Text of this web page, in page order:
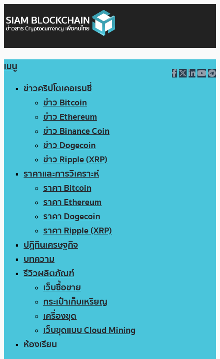
เมนู
ข่าวคริปโตเคอเรนซี่
ข่าว Bitcoin
ข่าว Ethereum
ข่าว Binance Coin
ข่าว Dogecoin
ข่าว Ripple (XRP)
ราคาและการวิเคราะห์
ราคา Bitcoin
ราคา Ethereum
ราคา Dogecoin
ราคา Ripple (XRP)
ปฏิทินเศรษฐกิจ
บทความ
รีวิวผลิตภัณฑ์
เว็บซื้อขาย
กระเป๋าเก็บเหรียญ
เครื่องขุด
เว็บขุดแบบ Cloud Mining
ห้องเรียน